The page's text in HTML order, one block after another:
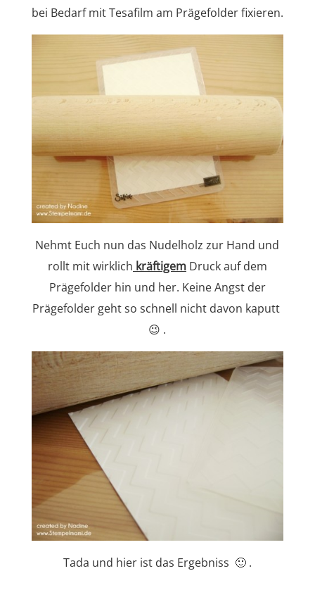
bei Bedarf mit Tesafilm am Prägefolder fixieren.
Nehmt Euch nun das Nudelholz zur Hand und
rollt mit wirklich kräftigemDruck auf dem
Prägefolder hin und her. Keine Angst der
Prägefolder geht so schnell nicht davon kaputt
😉 .
Tada und hier ist das Ergebniss 🙂 .